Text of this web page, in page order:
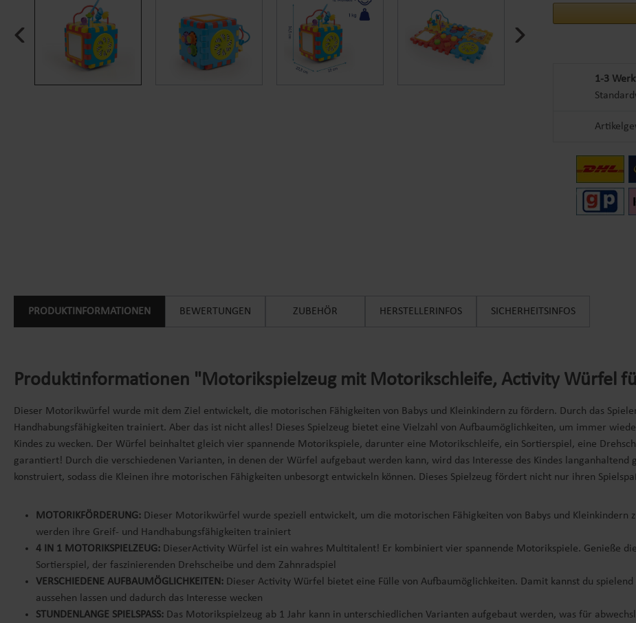
1-3
PRODUKTINFORMATIONEN BEWERTUNGEN ZUBEHÖR HERSTELLERINFOS SICHERHEITSINFOS
Produktinformationen "Motorikspielzeug mit Motorikschleife, Activity Würfel
Dieser Motorikwürfel wurde mit dem Ziel entwickelt, die motorischen Fähigkeiten von Babys und Kleinkindern zu fördern. Durch das
Handhabungsfähigkeiten trainiert. Aber das ist nicht alles! Dieses Spielzeug bietet eine Vielzahl von Aufbaumöglichkeiten, um immer
Kindes zu wecken. Der Würfel beinhaltet gleich vier spannende Motorikspiele, darunter eine Motorikschleife, ein Sortierspiel, eine
garantiert! Durch die verschiedenen Varianten, in denen der Würfel aufgebaut werden kann, wird das Interesse des Kindes
konstruiert, sodass die Kleinen ihre motorischen Fähigkeiten unbesorgt entwickeln können. Dieses Spielzeug fördert nicht nur ihren
MOTORIKFÖRDERUNG: Dieser Motorikwürfel wurde speziell entwickelt, um die motorischen Fähigkeiten von Babys und
werden ihre Greif- und Handhabungsfähigkeiten trainiert
4 IN 1 MOTORIKSPIELZEUG: DieserActivity Würfel ist ein wahres Multitalent! Er kombiniert vier spannende Motorikspiele. Genieße
Sortierspiel, der faszinierenden Drehscheibe und dem Zahnradspiel
VERSCHIEDENE AUFBAUMÖGLICHKEITEN: Dieser Activity Würfel bietet eine Fülle von Aufbaumöglichkeiten. Damit kannst du
aussehen lassen und dadurch das Interesse wecken
STUNDENLANGE SPIELSPASS: Das Motorikspielzeug ab 1 Jahr kann in unterschiedlichen Varianten aufgebaut werden, was für